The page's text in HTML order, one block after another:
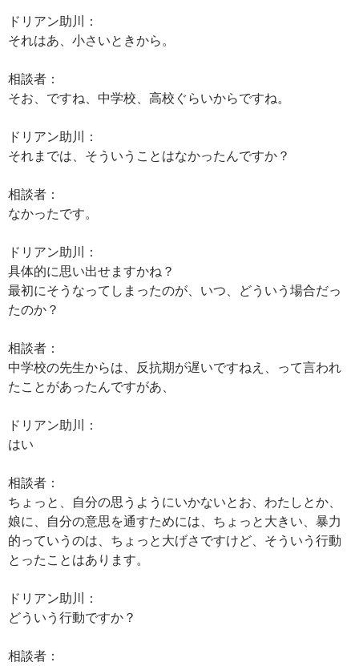
ドリアン助川：
それはあ、小さいときから。
相談者：
そお、ですね、中学校、高校ぐらいからですね。
ドリアン助川：
それまでは、そういうことはなかったんですか？
相談者：
なかったです。
ドリアン助川：
具体的に思い出せますかね？
最初にそうなってしまったのが、いつ、どういう場合だっ
たのか？
相談者：
中学校の先生からは、反抗期が遅いですねえ、って言われ
たことがあったんですがあ、
ドリアン助川：
はい
相談者：
ちょっと、自分の思うようにいかないとお、わたしとか、
娘に、自分の意思を通すためには、ちょっと大きい、暴力
的っていうのは、ちょっと大げさですけど、そういう行動
とったことはあります。
ドリアン助川：
どういう行動ですか？
相談者：